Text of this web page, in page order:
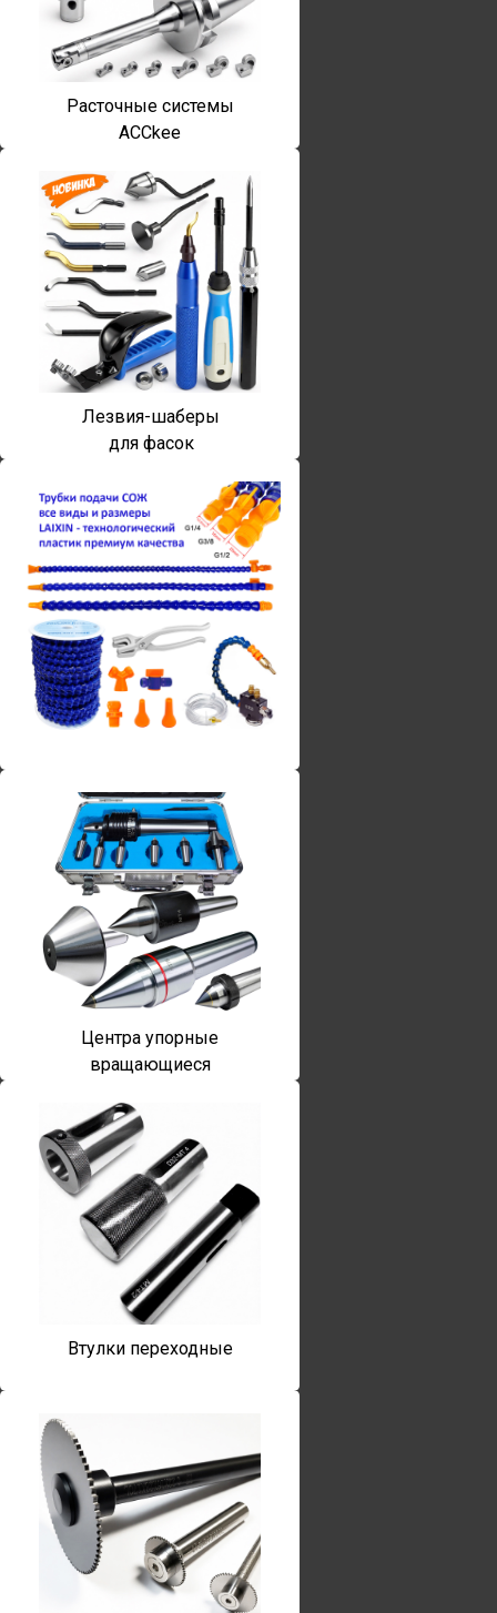
Расточные системы
ACCkee
Лезвия-шаберы
для фасок
Винты torx
Центра упорные
вращающиеся
Втулки переходные